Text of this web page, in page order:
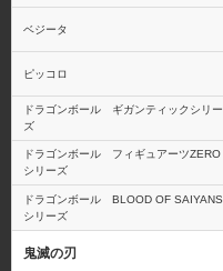
バルトロメオ
ベポ
ベジータ
ピッコロ
ドラゴンボール ギガンティックシリー
ズ
ドラゴンボール フィギュアーツZERO
シリーズ
ドラゴンボール BLOOD OF SAIYANS
シリーズ
鬼滅の刃